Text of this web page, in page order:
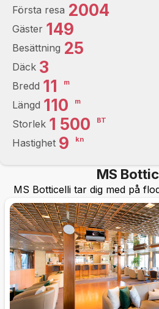
Första resa 2004
Gäster 149
Besättning 25
Däck 3
Bredd 11 m
Längd 110 m
Storlek 1 500 BT
Hastighet 9 kn
MS
MS Botticelli tar dig med på